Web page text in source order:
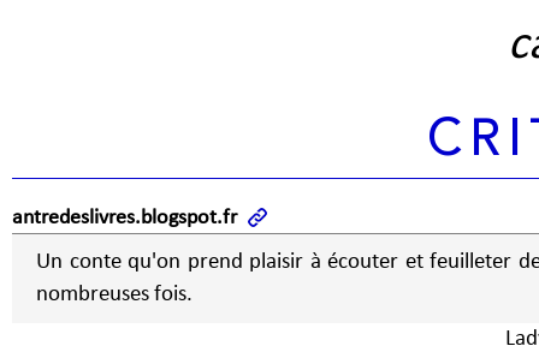
antredeslivres.blogspot.fr
Un conte qu'on prend plaisir à écouter et feuilleter
nombreuses fois.